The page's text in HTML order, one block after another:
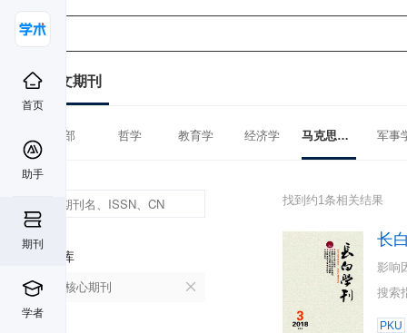
首页
助手
期刊
学者
中文期刊
全部 哲学 教育学 经济学 马克思主义理论 军事
数据库
北大核心期刊
找到约1条相关结果
长
影响
搜索
PKU